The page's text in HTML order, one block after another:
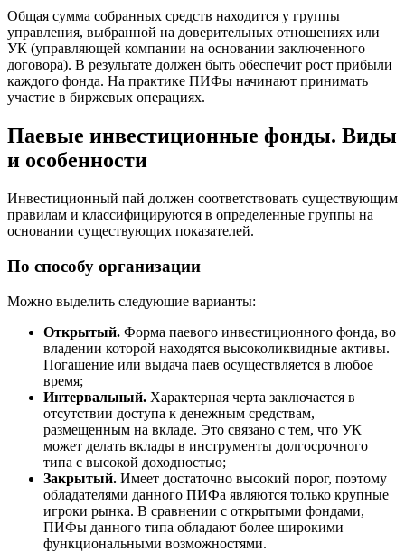
Общая сумма собранных средств находится у группы
управления, выбранной на доверительных отношениях или
УК (управляющей компании на основании заключенного
договора). В результате должен быть обеспечит рост прибыли
каждого фонда. На практике ПИФы начинают принимать
участие в биржевых операциях.
Паевые инвестиционные фонды. Виды
и особенности
Инвестиционный пай должен соответствовать существующим
правилам и классифицируются в определенные группы на
основании существующих показателей.
По способу организации
Можно выделить следующие варианты:
Открытый. Форма паевого инвестиционного фонда, во
владении которой находятся высоколиквидные активы.
Погашение или выдача паев осуществляется в любое
время;
Интервальный. Характерная черта заключается в
отсутствии доступа к денежным средствам,
размещенным на вкладе. Это связано с тем, что УК
может делать вклады в инструменты долгосрочного
типа с высокой доходностью;
Закрытый. Имеет достаточно высокий порог, поэтому
обладателями данного ПИФа являются только крупные
игроки рынка. В сравнении с открытыми фондами,
ПИФы данного типа обладают более широкими
функциональными возможностями.